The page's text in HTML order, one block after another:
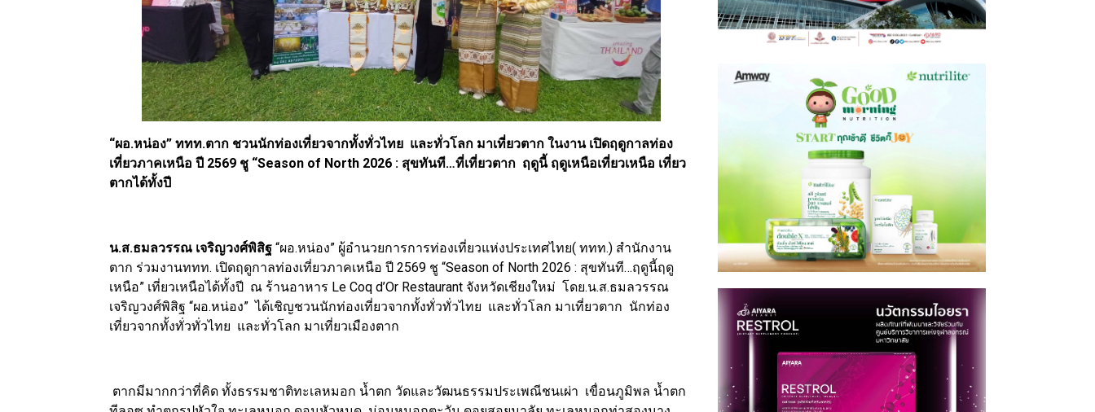
“ผอ.หน่อง” ททท.ตาก ชวนนักท่องเที่ยวจากทั้งทั่วไทย และทั่วโลก มาเที่ยวตาก ในงาน เปิดฤดูกาลท่อง
เที่ยวภาคเหนือ ปี 2569 ชู “Season of North 2026 : สุขทันที…ที่เที่ยวตาก ฤดูนี้ ฤดูเหนือเที่ยวเหนือ เที่ยว
ตากได้ทั้งปี
น.ส.ธมลวรรณ เจริญวงศ์พิสิฐ “ผอ.หน่อง” ผู้อำนวยการการท่องเที่ยวแห่งประเทศไทย( ททท.) สำนักงาน
ตาก ร่วมงานททท. เปิดฤดูกาลท่องเที่ยวภาคเหนือ ปี 2569 ชู “Season of North 2026 : สุขทันที…ฤดูนี้ฤดู
เหนือ” เที่ยวเหนือได้ทั้งปี ณ ร้านอาหาร Le Coq d’Or Restaurant จังหวัดเชียงใหม่ โดย.น.ส.ธมลวรรณ
เจริญวงศ์พิสิฐ “ผอ.หน่อง” ได้เชิญชวนนักท่องเที่ยวจากทั้งทั่วทั่วไทย และทั่วโลก มาเที่ยวตาก นักท่อง
เที่ยวจากทั้งทั่วทั่วไทย และทั่วโลก มาเที่ยวเมืองตาก
ตากมีมากกว่าที่คิด ทั้งธรรมชาติทะเลหมอก น้ำตก วัดและวัฒนธรรมประเพณีชนเผ่า เขื่อนภูมิพล น้ำตก